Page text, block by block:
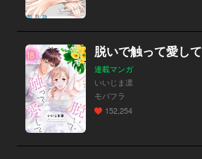
脱いで触って愛して
連載マンガ
いいじま凛
モバフラ
152,254